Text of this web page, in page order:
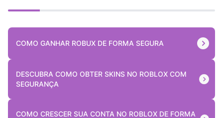
COMO GANHAR ROBUX DE FORMA SEGURA
DESCUBRA COMO OBTER SKINS NO ROBLOX COM
SEGURANÇA
COMO CRESCER SUA CONTA NO ROBLOX DE FORMA